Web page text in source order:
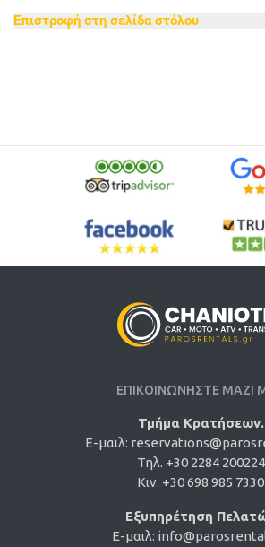
Επιστροφή στη σελίδα στόλου
ΕΠΙΚΟΙΝΩΝΗΣΤΕ ΜΑΖΙ
Τμήμα Κρατήσεων.
E-μαιλ:
Τηλ. +30 2284 200224
Κιν. +30 698 985 7330
Εξυπηρέτηση
E-μαιλ: